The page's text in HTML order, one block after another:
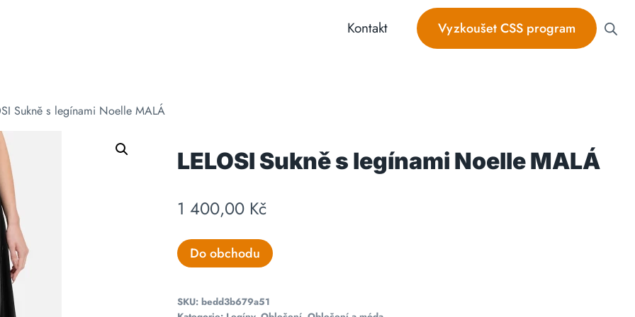
Kontakt Vyzkoušet CSS program
Sukně s legínami Noelle MALÁ
LELOSI Sukně s legínami Noelle MALÁ
1 400,00 Kč
Do obchodu
SKU: bedd3b679a51